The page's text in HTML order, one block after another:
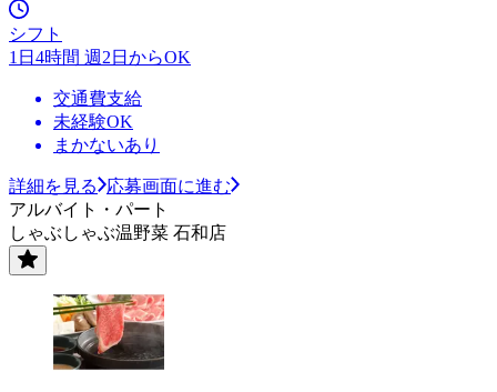
シフト
1日4時間 週2日からOK
交通費支給
未経験OK
まかないあり
詳細を見る
応募画面に進む
アルバイト・パート
しゃぶしゃぶ温野菜 石和店